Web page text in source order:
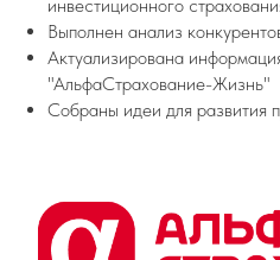
инвестиционного
Выполнен анализ
Актуализирована
"АльфаСтрахование-Жизнь"
Собраны идеи для развития